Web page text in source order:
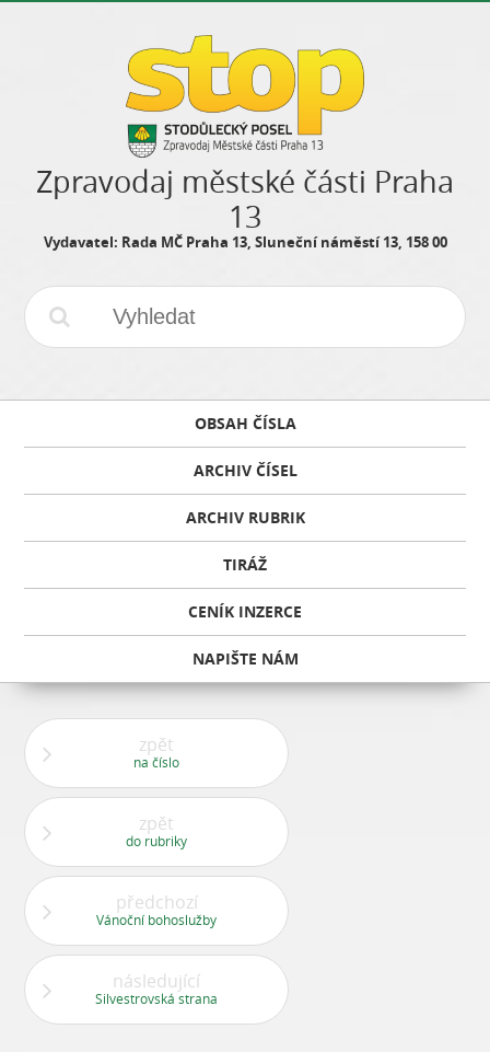
Zpravodaj městské části Praha
13
Vydavatel: Rada MČ Praha 13, Sluneční náměstí 13, 158 00
OBSAH ČÍSLA
ARCHIV ČÍSEL
ARCHIV RUBRIK
TIRÁŽ
CENÍK INZERCE
NAPIŠTE NÁM
zpět
na číslo
zpět
do rubriky
předchozí
Vánoční bohoslužby
následující
Silvestrovská strana